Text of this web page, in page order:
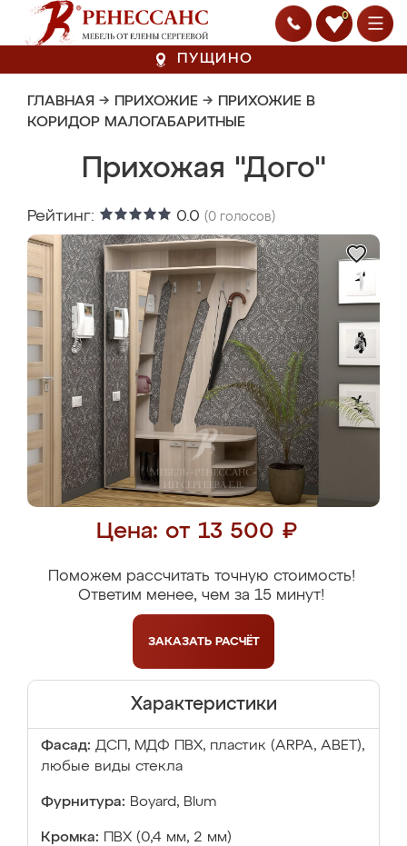
0
ПУЩИНО
ГЛАВНАЯ → ПРИХОЖИЕ → ПРИХОЖИЕ В
КОРИДОР МАЛОГАБАРИТНЫЕ
Прихожая "Дого"
Рейтинг: 0.0 (0 голосов)
Цена: от 13 500 ₽
Поможем рассчитать точную стоимость!
Ответим менее, чем за 15 минут!
ЗАКАЗАТЬ РАСЧЁТ
Характеристики
Фасад: ДСП, МДФ ПВХ, пластик (ARPA, ABET),
любые виды стекла
Фурнитура: Boyard, Blum
Кромка: ПВХ (0,4 мм, 2 мм)